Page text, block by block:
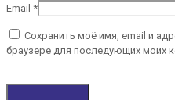
Email *
Сохранить моё имя, email и
браузере для последующих моих